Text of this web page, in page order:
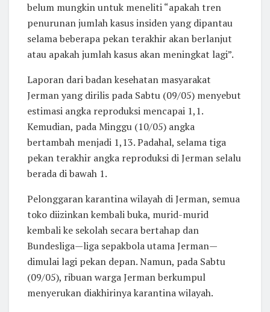
belum mungkin untuk meneliti “apakah tren
penurunan jumlah kasus insiden yang dipantau
selama beberapa pekan terakhir akan berlanjut
atau apakah jumlah kasus akan meningkat lagi”.
Laporan dari badan kesehatan masyarakat
Jerman yang dirilis pada Sabtu (09/05) menyebut
estimasi angka reproduksi mencapai 1,1.
Kemudian, pada Minggu (10/05) angka
bertambah menjadi 1,13. Padahal, selama tiga
pekan terakhir angka reproduksi di Jerman selalu
berada di bawah 1.
Pelonggaran karantina wilayah di Jerman, semua
toko diizinkan kembali buka, murid-murid
kembali ke sekolah secara bertahap dan
Bundesliga—liga sepakbola utama Jerman—
dimulai lagi pekan depan. Namun, pada Sabtu
(09/05), ribuan warga Jerman berkumpul
menyerukan diakhirinya karantina wilayah.